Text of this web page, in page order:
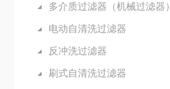
多介质过滤器（机械过滤器）
电动自清洗过滤器
反冲洗过滤器
刷式自清洗过滤器